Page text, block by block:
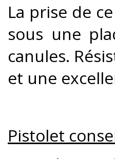
La prise de
sous une
canules.
et une
Pistolet